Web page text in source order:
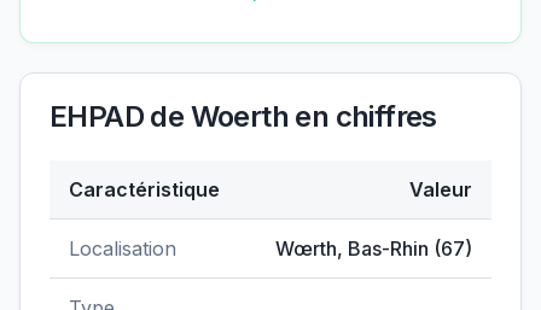
EHPAD de Woerth en chiffres
Caractéristique Valeur
Localisation Wœrth, Bas-Rhin (67)